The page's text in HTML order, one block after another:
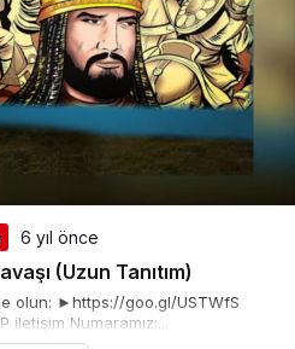
6 yıl önce
(Uzun Tanıtım)
olun: ►https://goo.gl/USTWfS
iletişim Numaramız:...